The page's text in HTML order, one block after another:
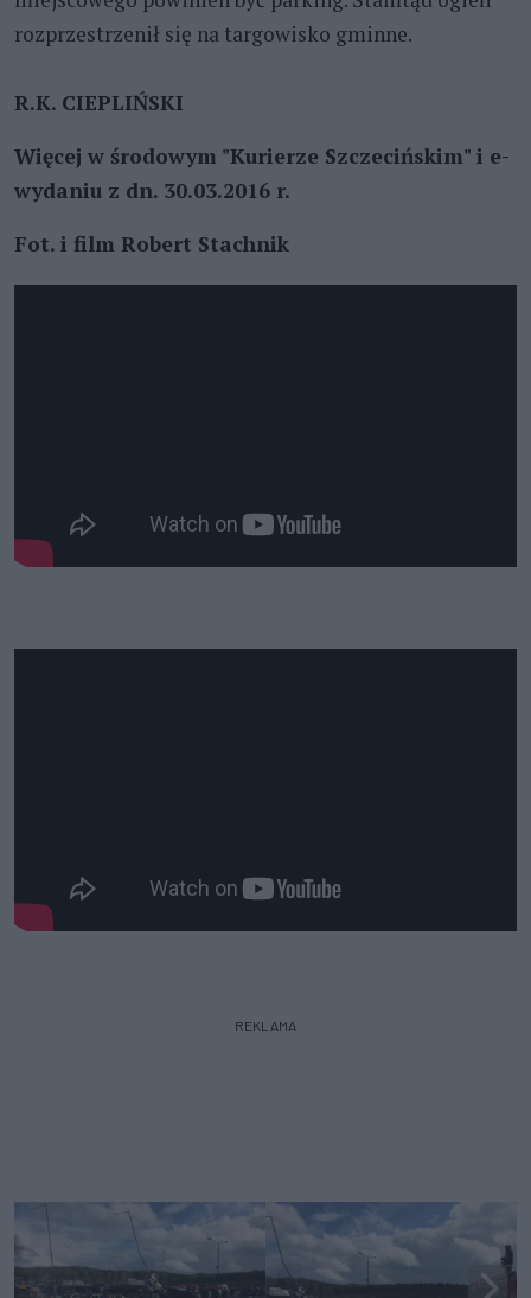
rozprzestrzenił się na targowisko gminne.
R.K. CIEPLIŃSKI
Więcej w środowym "Kurierze Szczecińskim" i e-
wydaniu z dn. 30.03.2016 r.
Fot. i film Robert Stachnik
REKLAMA